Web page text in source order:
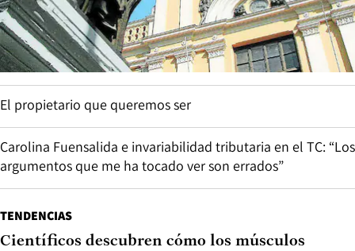
El propietario que queremos ser
Carolina Fuensalida e invariabilidad tributaria en el TC: “Los
argumentos que me ha tocado ver son errados”
TENDENCIAS
Científicos descubren cómo los músculos